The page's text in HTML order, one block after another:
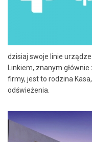
dzisiaj swoje linie
Linkiem, znanym
firmy, jest to rodzina
odświeżenia.